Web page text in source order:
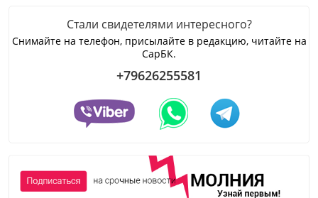
Стали свидетелями интересного?
Снимайте на телефон, присылайте в редакцию, читайте на
СарБК.
+79626255581